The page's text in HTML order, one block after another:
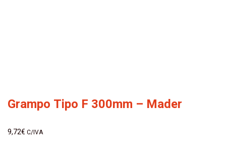
Grampo Tipo F 300mm – Mader
9,72€ C/IVA